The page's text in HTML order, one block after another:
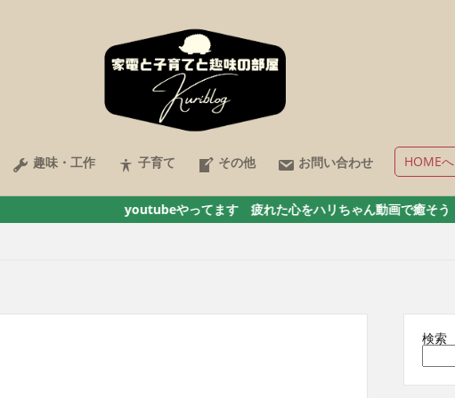
趣味・工作 子育て その他 お問い合わせ HOMEへ
youtubeやってます 疲れた心をハリちゃん動画で癒そう ここをクリック！
検索